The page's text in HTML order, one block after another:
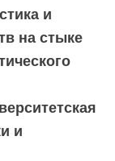
и
на стыке
и